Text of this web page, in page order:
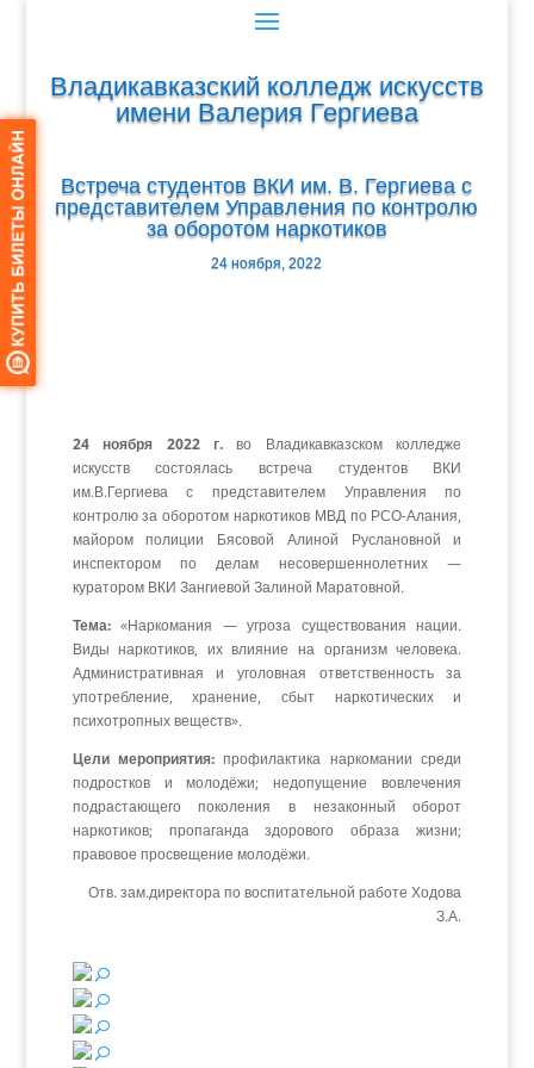
Владикавказский колледж искусств
имени Валерия Гергиева
Встреча студентов ВКИ им. В. Гергиева с
представителем Управления по контролю
за оборотом наркотиков
24 ноября, 2022
24 ноября 2022 г.во Владикавказском колледже
искусств состоялась встреча студентов ВКИ
им.В.Гергиева с представителем Управления по
контролю за оборотом наркотиков МВД по РСО-Алания,
майором полиции Бясовой Алиной Руслановной и
инспектором по делам несовершеннолетних —
куратором ВКИ Зангиевой Залиной Маратовной.
Тема:«Наркомания — угроза существования нации.
Виды наркотиков, их влияние на организм человека.
Административная и уголовная ответственность за
употребление, хранение, сбыт наркотических и
психотропных веществ».
Цели мероприятия: профилактика наркомании среди
подростков и молодёжи; недопущение вовлечения
подрастающего поколения в незаконный оборот
наркотиков; пропаганда здорового образа жизни;
правовое просвещение молодёжи.
Отв. зам.директора по воспитательной работе Ходова
З.А.